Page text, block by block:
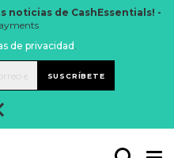
noticias de CashEssentials! -
de privacidad .
SUSCRÍBETE